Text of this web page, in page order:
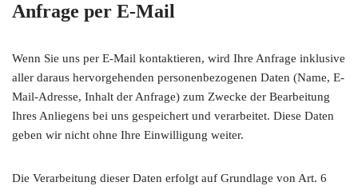
Anfrage per E-Mail
Wenn Sie uns per E-Mail kontaktieren, wird Ihre Anfrage inklusive
aller daraus hervorgehenden personenbezogenen Daten (Name, E-
Mail-Adresse, Inhalt der Anfrage) zum Zwecke der Bearbeitung
Ihres Anliegens bei uns gespeichert und verarbeitet. Diese Daten
geben wir nicht ohne Ihre Einwilligung weiter.
Die Verarbeitung dieser Daten erfolgt auf Grundlage von Art. 6